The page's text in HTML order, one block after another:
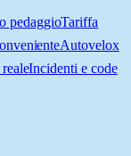
pedaggioTariffa
Autovelox
Incidenti e code